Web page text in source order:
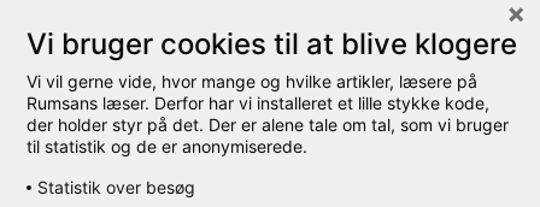
Vi bruger cookies til at blive klogere
Vi vil gerne vide, hvor mange og hvilke artikler, læsere på
Rumsans læser. Derfor har vi installeret et lille stykke kode,
der holder styr på det. Der er alene tale om tal, som vi bruger
til statistik og de er anonymiserede.
Statistik over besøg